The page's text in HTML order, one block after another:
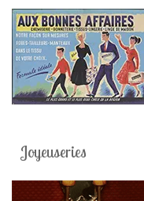
Joyeuseries